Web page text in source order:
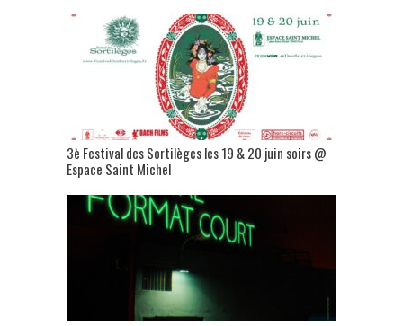
3è Festival des Sortilèges les 19 & 20 juin soirs @
Espace Saint Michel